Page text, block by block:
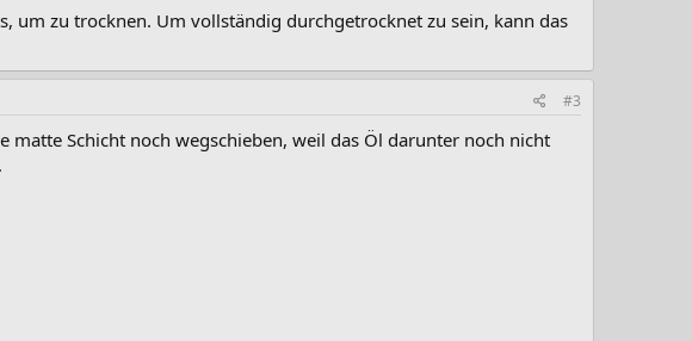
um zu trocknen. Um vollständig durchgetrocknet zu sein, kann das
#3
Schicht noch wegschieben, weil das Öl darunter noch nicht